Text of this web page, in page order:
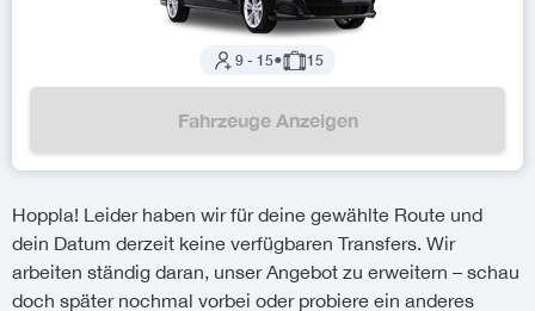
9 - 15● 15
Fahrzeuge Anzeigen
Hoppla! Leider haben wir für deine gewählte Route und
dein Datum derzeit keine verfügbaren Transfers. Wir
arbeiten ständig daran, unser Angebot zu erweitern – schau
doch später nochmal vorbei oder probiere ein anderes